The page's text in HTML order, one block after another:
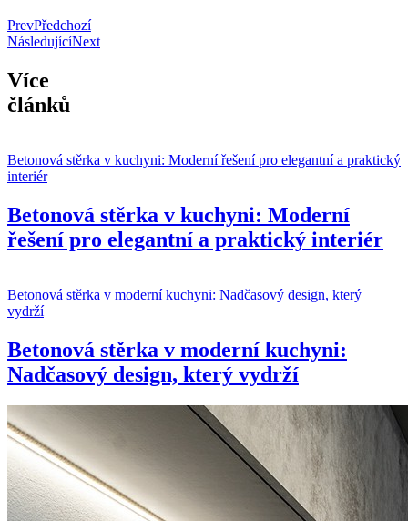
PrevPředchozí
NásledujícíNext
Více
článků
Betonová stěrka v kuchyni: Moderní řešení pro elegantní a praktický
interiér
Betonová stěrka v kuchyni: Moderní
řešení pro elegantní a praktický interiér
Betonová stěrka v moderní kuchyni: Nadčasový design, který
vydrží
Betonová stěrka v moderní kuchyni:
Nadčasový design, který vydrží